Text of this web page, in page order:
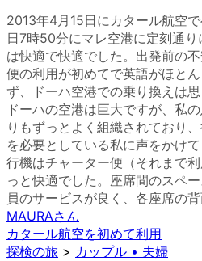
2013年4月15日にカタール航空
日7時50分にマレ空港に定刻通
は快適で快適でした。出発前の
便の利用が初めてで英語がほと
ず、ドーハ空港での乗り換えは
ドーハの空港は巨大ですが、私
りもずっとよく組織されており
を必要としている私に声をかけ
行機はチャーター便（それまで
っと快適でした。座席間のスペ
員のサービスが良く、各座席の
MAURAさん
カタール航空を初めて利用
探検の旅 > カップル • 夫婦